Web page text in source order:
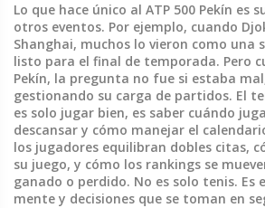
Lo que hace único al ATP 500 Pekín es
otros eventos. Por ejemplo, cuando
Shanghai, muchos lo vieron como una
listo para el final de temporada. Pero
Pekín, la pregunta no fue si estaba
gestionando su carga de partidos. El
es solo jugar bien, es saber cuándo
descansar y cómo manejar el
los jugadores equilibran dobles citas,
su juego, y cómo los rankings se
ganado o perdido. No es solo tenis. Es
mente y decisiones que se toman en